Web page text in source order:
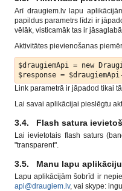
Arī draugiem.lv lapu
papildus parametrs līdzi ir
vēlāk, visticamāk tas ir
Aktivitātes pievienošanas
$draugiemApi = new
Link parametrā ir jāpadod tikai
Lai savai aplikācijai pieslēgtu
3.4. Flash satura
Lai ievietotais flash saturs
"transparent".
3.5. Manu lapu
Lapu aplikācijām šobrīd ir
api@draugiem.lv, vai skype: